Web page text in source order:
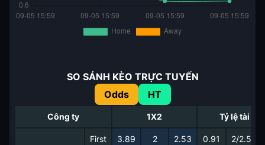
SO SÁNH KÈO TRỰC TUYẾN
Odds
HT
Công ty 1X2 Tỷ lệ tài xỉu
First 3.89 2 2.53 0.91 2/2.5